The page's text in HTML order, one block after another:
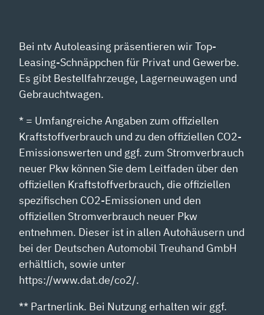
Bei ntv Autoleasing präsentieren wir Top-
Leasing-Schnäppchen für Privat und Gewerbe.
Es gibt Bestellfahrzeuge, Lagerneuwagen und
Gebrauchtwagen.
* = Umfangreiche Angaben zum offiziellen
Kraftstoffverbrauch und zu den offiziellen CO2-
Emissionswerten und ggf. zum Stromverbrauch
neuer Pkw können Sie dem Leitfaden über den
offiziellen Kraftstoffverbrauch, die offiziellen
spezifischen CO2-Emissionen und den
offiziellen Stromverbrauch neuer Pkw
entnehmen. Dieser ist in allen Autohäusern und
bei der Deutschen Automobil Treuhand GmbH
erhältlich, sowie unter
https://www.dat.de/co2/.
** Partnerlink. Bei Nutzung erhalten wir ggf.